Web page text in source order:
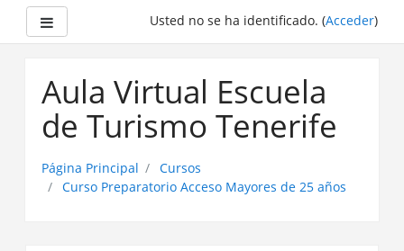
contenido
Usted no se ha identificado. (Acceder)
Aula Virtual Escuela
de Turismo Tenerife
Página Principal
Cursos
Curso Preparatorio Acceso Mayores de 25 años